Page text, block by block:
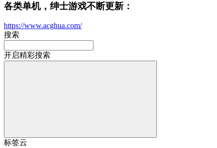
各类单机，绅士游戏不断更新：
https://www.acghua.com/
搜索
开启精彩搜索
标签云